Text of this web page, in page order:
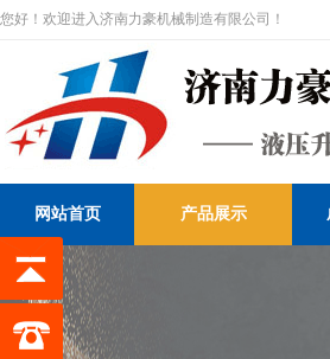
您好！欢迎进入济南力豪机械制造有限公司！
网站首页 产品展示